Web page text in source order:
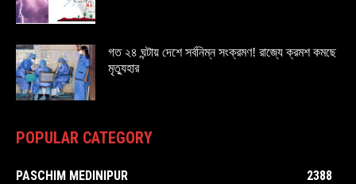
গত ২৪ ঘন্টায় দেশে সর্বনিম্ন সংক্রমণ! রাজ্যে ক্রমশ কমছে
মৃত্যুহার
POPULAR CATEGORY
PASCHIM MEDINIPUR
2388